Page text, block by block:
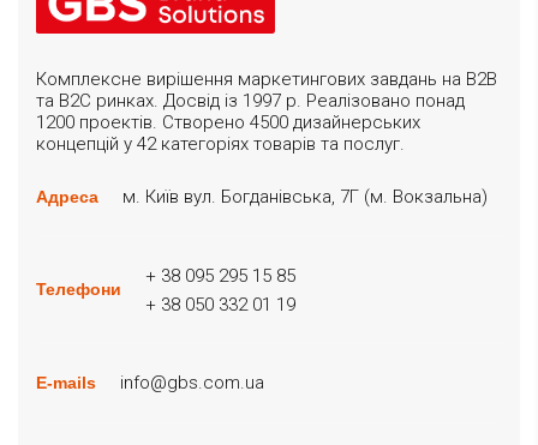
Комплексне вирішення маркетингових завдань на B2B
та B2C ринках. Досвід із 1997 р. Реалізовано понад
1200 проектів. Створено 4500 дизайнерських
концепцій у 42 категоріях товарів та послуг.
Адреса м. Київ вул. Богданівська, 7Г (м. Вокзальна)
Телефони
+ 38 095 295 15 85
+ 38 050 332 01 19
E-mails info@gbs.com.ua